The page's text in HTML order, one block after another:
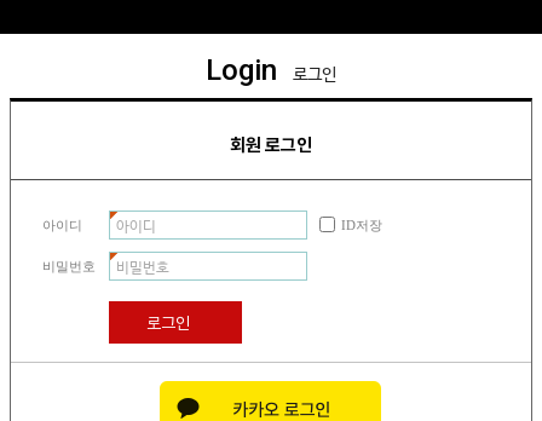
Login 로그인
회원 로그인
아이디 ID저장
비밀번호
로그인